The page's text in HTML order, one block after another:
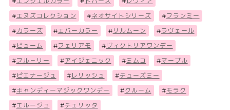
#エヌズコレクション #ネオサイトシリーズ #フランミー
# カラーズ #エバーカラー # リルムーン #ラヴェール
# ビューム #フェリアモ #ヴィクトリアワンデー
#フル－リー #アイジェニック #ミムコ #マーブル
# ピエナージュ # レリッシュ #チューズミー
#キャンディーマジックワンデー #クルーム #モラク
#エルージュ #チェリッタ